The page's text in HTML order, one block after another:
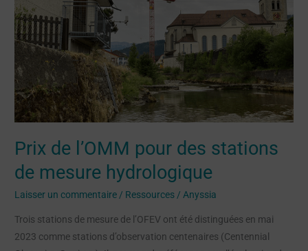
Prix de l’OMM pour des stations
de mesure hydrologique
Laisser un commentaire/ Ressources/Anyssia
Trois stations de mesure de l’OFEV ont été distinguées en mai
2023 comme stations d’observation centenaires (Centennial
pour
des
stations
mesure
hydrologique